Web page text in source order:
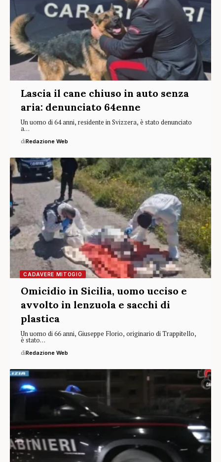
Lascia il cane chiuso in auto senza
aria: denunciato 64enne
Un uomo di 64 anni, residente in Svizzera, è stato denunciato
a…
diRedazione Web
CADAVERE MITOGIO
Omicidio in Sicilia, uomo ucciso e
avvolto in lenzuola e sacchi di
plastica
Un uomo di 66 anni, Giuseppe Florio, originario di Trappitello,
è stato…
diRedazione Web